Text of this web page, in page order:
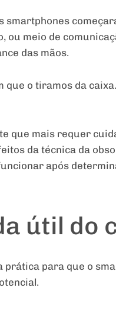
smartphones
meio de
das mãos.
o tiramos da
que mais requer
da técnica da
após
útil do
prática para que o